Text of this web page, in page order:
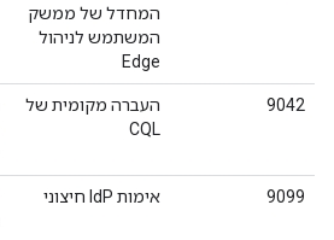
המחדל של ממשק
המשתמש לניהול
Edge
9042
העברה מקומית של
CQL
9099 אימות IdP חיצוני